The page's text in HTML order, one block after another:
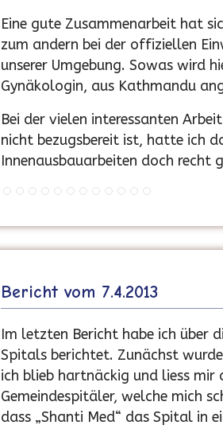
Eine gute Zusammenarbeit hat
zum andern bei der offiziellen
unserer Umgebung. Sowas wird
Gynäkologin, aus Kathmandu
Bei der vielen interessanten
nicht bezugsbereit ist, hatte ich
Innenausbauarbeiten doch
Bericht vom 7.4.2013
Im letzten Bericht habe ich über
Spitals berichtet. Zunächst
ich blieb hartnäckig und liess mir
Gemeindespitäler, welche mich
dass „Shanti Med“ das Spital in